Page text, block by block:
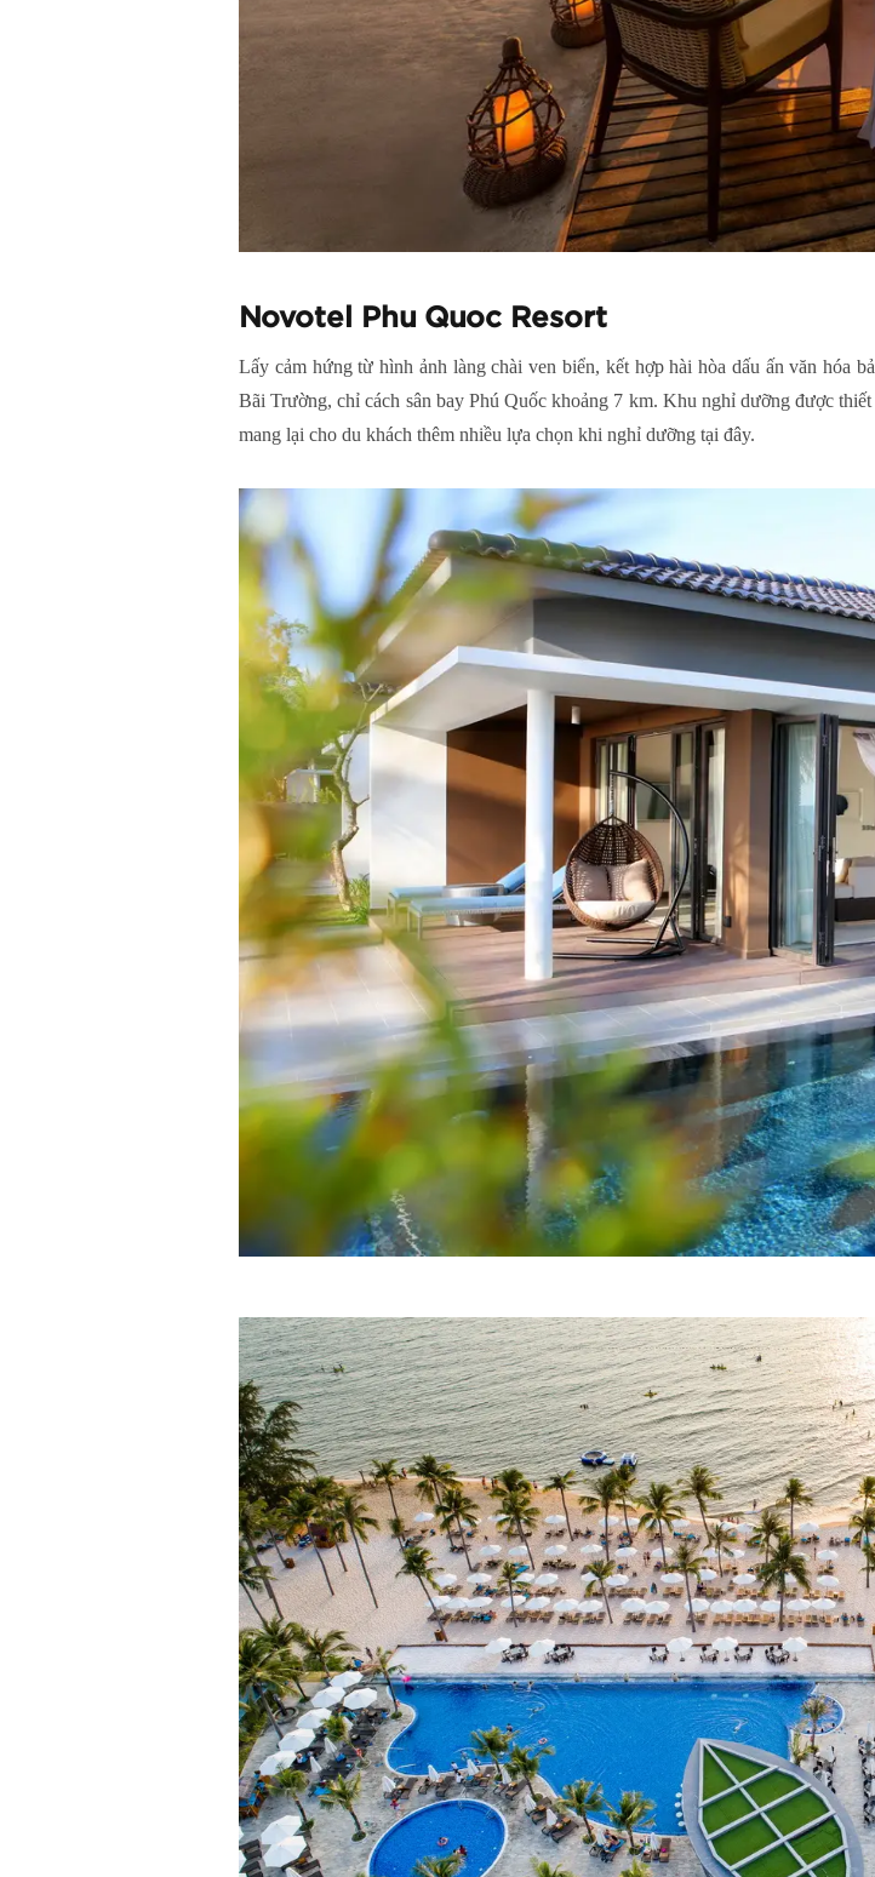
Novotel Phu Quoc Resort
Lấy cảm hứng từ hình ảnh làng chài ven biển, kết hợp hài hòa dấu ấn văn hóa
Bãi Trường, chỉ cách sân bay Phú Quốc khoảng 7 km. Khu nghỉ dưỡng được
mang lại cho du khách thêm nhiều lựa chọn khi nghỉ dưỡng tại đây.